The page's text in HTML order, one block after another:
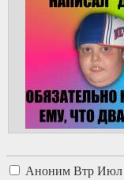
Аноним Втр Июл